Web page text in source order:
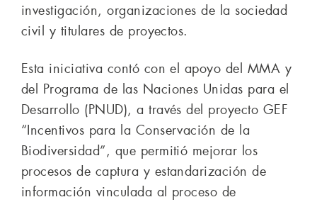
investigación, organizaciones de la sociedad
civil y titulares de proyectos.
Esta iniciativa contó con el apoyo del MMA y
del Programa de las Naciones Unidas para el
Desarrollo (PNUD), a través del proyecto GEF
“Incentivos para la Conservación de la
Biodiversidad”, que permitió mejorar los
procesos de captura y estandarización de
información vinculada al proceso de